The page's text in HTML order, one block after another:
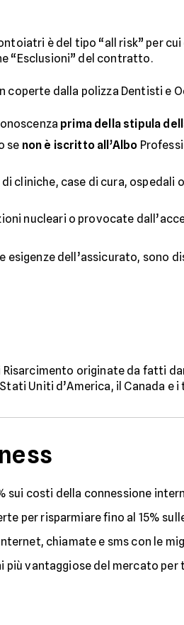
è del tipo “all risk” per
“Esclusioni” del contratto.
coperte dalla polizza Dentisti e
prima della stipula
se non è iscritto all’Albo
cliniche, case di cura,
nucleari o provocate
esigenze dell’assicurato, sono
Risarcimento originate da fatti
Uniti d’America, il Canada
sui costi della connessione
per risparmiare fino al 15%
chiamate e sms con le
più vantaggiose del mercato